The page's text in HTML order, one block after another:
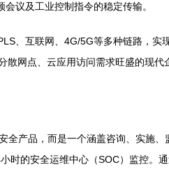
议及工业控制指令的稳定传输。
、互联网、4G/5G等多种链路，实
网点、云应用访问需求旺盛的现
产品，而是一个涵盖咨询、实施
的安全运维中心（SOC）监控。